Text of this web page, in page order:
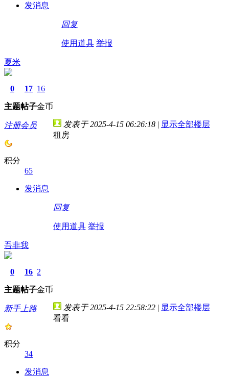
发消息
回复
使用道具 举报
夏米
0
主题
17
帖子
16
金币
注册会员
积分
65
发消息
发表于 2025-4-15 06:26:18 | 显示全部楼层
租房
回复
使用道具 举报
吾非我
0
主题
16
帖子
2
金币
新手上路
积分
34
发消息
发表于 2025-4-15 22:58:22 | 显示全部楼层
看看